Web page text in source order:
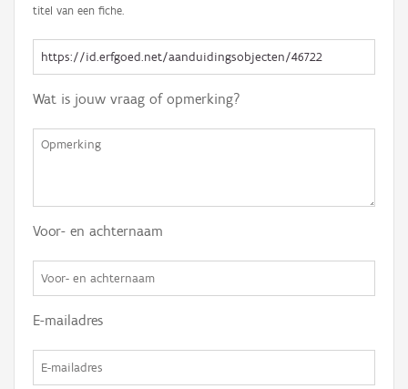
titel van een fiche.
Wat is jouw vraag of opmerking?
Voor- en achternaam
E-mailadres